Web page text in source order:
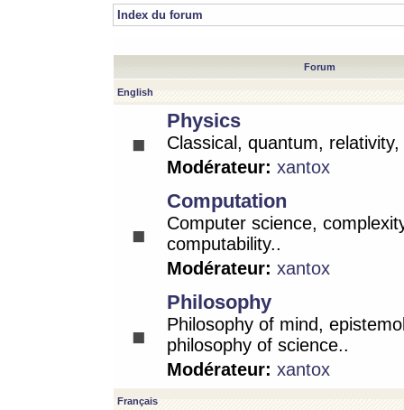
Index du forum
Forum
English
Physics
Classical, quantum,
Modérateur: xantox
Computation
Computer science,
computability..
Modérateur: xantox
Philosophy
Philosophy of mind,
philosophy of science..
Modérateur: xantox
Français